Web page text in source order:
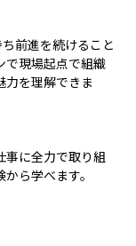
前進を続けること
で現場起点で組織
力を理解できま
事に全力で取り組
ら学べます。